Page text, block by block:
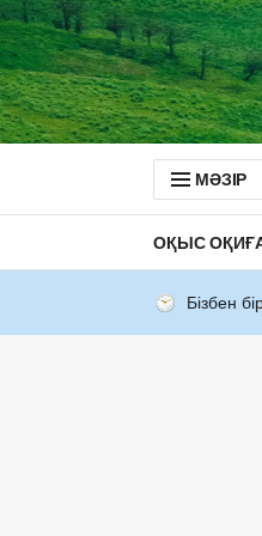
МӘЗІР
ОҚЫС
Бізбен